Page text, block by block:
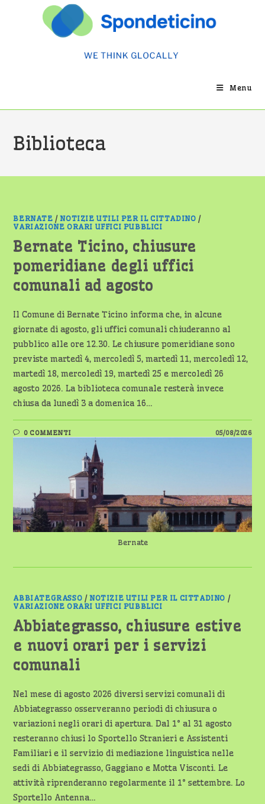
Menu
Biblioteca
BERNATE /NOTIZIE UTILI PER IL CITTADINO /
VARIAZIONE ORARI UFFICI PUBBLICI
Bernate Ticino, chiusure
pomeridiane degli uffici
comunali ad agosto
Il Comune di Bernate Ticino informa che, in alcune
giornate di agosto, gli uffici comunali chiuderanno al
pubblico alle ore 12.30. Le chiusure pomeridiane sono
previste martedì 4, mercoledì 5, martedì 11, mercoledì 12,
martedì 18, mercoledì 19, martedì 25 e mercoledì 26
agosto 2026. La biblioteca comunale resterà invece
chiusa da lunedì 3 a domenica 16…
0 COMMENTI 05/08/2026
Bernate
ABBIATEGRASSO /NOTIZIE UTILI PER IL CITTADINO /
VARIAZIONE ORARI UFFICI PUBBLICI
Abbiategrasso, chiusure estive
e nuovi orari per i servizi
comunali
Nel mese di agosto 2026 diversi servizi comunali di
Abbiategrasso osserveranno periodi di chiusura o
variazioni negli orari di apertura. Dal 1° al 31 agosto
resteranno chiusi lo Sportello Stranieri e Assistenti
Familiari e il servizio di mediazione linguistica nelle
sedi di Abbiategrasso, Gaggiano e Motta Visconti. Le
attività riprenderanno regolarmente il 1° settembre. Lo
Sportello Antenna…